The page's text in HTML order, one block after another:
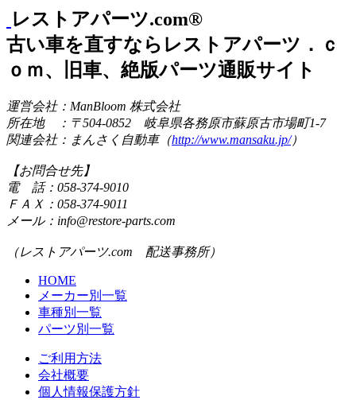
レストアパーツ.com®
古い車を直すならレストアパーツ．ｃ
ｏｍ、旧車、絶版パーツ通販サイト
運営会社：ManBloom 株式会社
所在地 ：〒504-0852 岐阜県各務原市蘇原古市場町1-7
関連会社：まんさく自動車（http://www.mansaku.jp/）
【お問合せ先】
電 話：058-374-9010
ＦＡＸ：058-374-9011
メール：info@restore-parts.com
（レストアパーツ.com 配送事務所）
HOME
メーカー別一覧
車種別一覧
パーツ別一覧
ご利用方法
会社概要
個人情報保護方針